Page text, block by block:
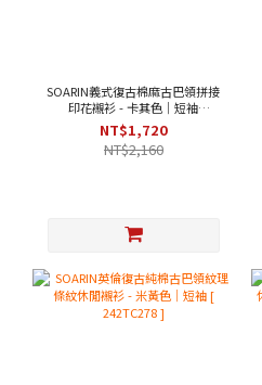
SOARIN義式復古棉麻古巴領拼接
印花襯衫 - 卡其色｜短袖
[2527C425]
NT$1,720
NT$2,160